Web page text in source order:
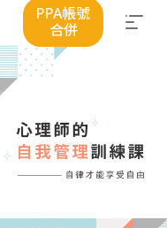
PPA帳號
合併